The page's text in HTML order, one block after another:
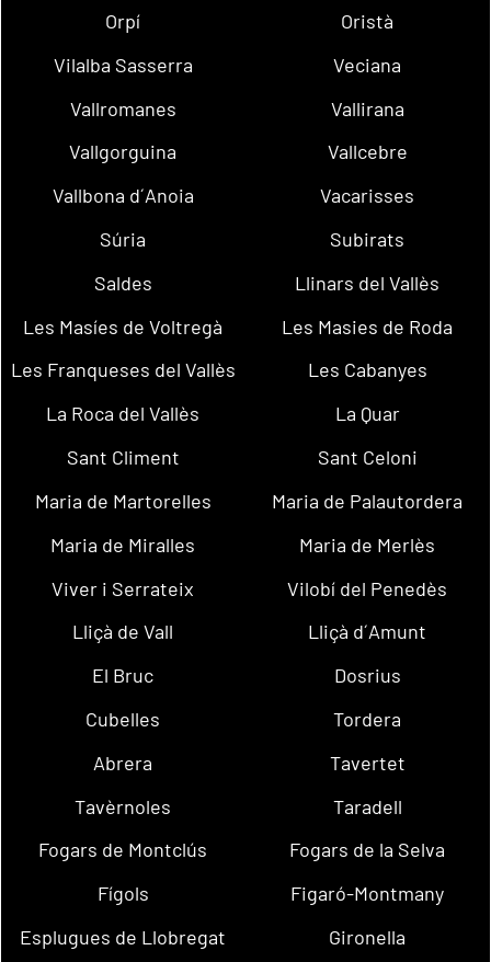
Orpí
Oristà
Vilalba Sasserra
Veciana
Vallromanes
Vallirana
Vallgorguina
Vallcebre
Vallbona d´Anoia
Vacarisses
Súria
Subirats
Saldes
Llinars del Vallès
Les Masíes de Voltregà
Les Masies de Roda
Les Franqueses del Vallès
Les Cabanyes
La Roca del Vallès
La Quar
Sant Climent
Sant Celoni
Maria de Martorelles
Maria de Palautordera
Maria de Miralles
Maria de Merlès
Viver i Serrateix
Vilobí del Penedès
Lliçà de Vall
Lliçà d´Amunt
El Bruc
Dosrius
Cubelles
Tordera
Abrera
Tavertet
Tavèrnoles
Taradell
Fogars de Montclús
Fogars de la Selva
Fígols
Figaró-Montmany
Esplugues de Llobregat
Gironella